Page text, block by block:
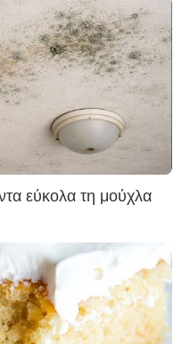
εύκολα τη μούχλα